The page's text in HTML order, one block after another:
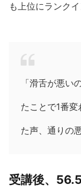
も上位にランクイ
「滑舌が悪い
たことで1番
た声、通りの
受講後、